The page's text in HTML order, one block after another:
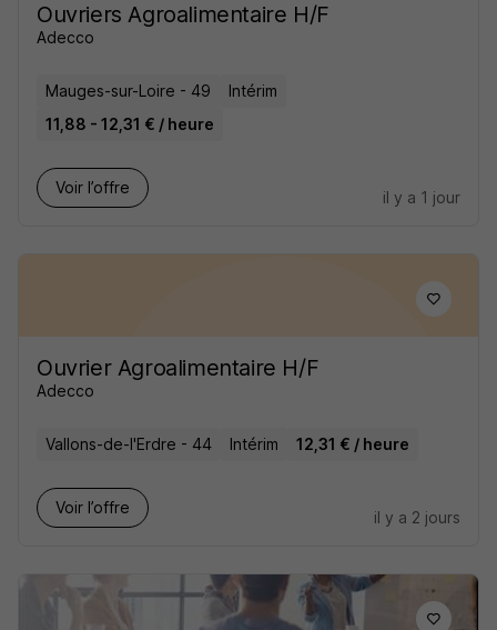
Ouvriers Agroalimentaire H/F
Adecco
Mauges-sur-Loire - 49
Intérim
11,88 - 12,31 € / heure
Voir l’offre
il y a 1 jour
Ouvrier Agroalimentaire H/F
Adecco
Vallons-de-l'Erdre - 44 Intérim 12,31 € / heure
Voir l’offre
il y a 2 jours